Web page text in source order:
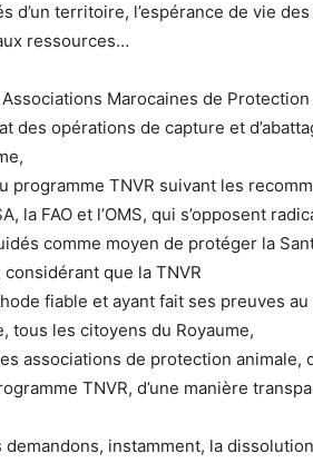
d’un territoire, l’espérance de vie
ressources…
Marocaines de
des opérations de capture et
programme TNVR suivant les
la FAO et l’OMS, qui s’opposent
comme moyen de protéger la
que la TNVR
fiable et ayant fait ses preuves
tous les citoyens du Royaume,
associations de protection
TNVR, d’une manière
demandons, instamment, la